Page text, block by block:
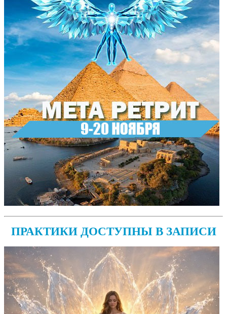
ПРАКТИКИ ДОСТУПНЫ В ЗАПИСИ